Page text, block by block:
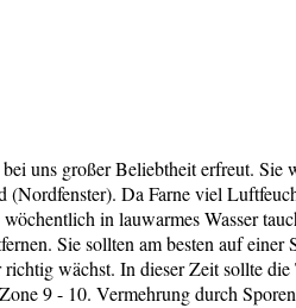
uns großer Beliebtheit erfreut.
Da Farne viel
in lauwarmes Wasser
Sie sollten am besten auf einer
wächst. In dieser Zeit sollte
9 - 10. Vermehrung durch